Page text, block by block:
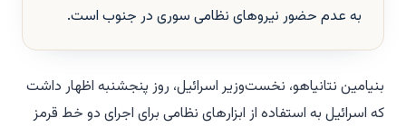
به عدم حضور نیروهای نظامی سوری در جنوب است.
بنیامین نتانیاهو، نخست‌وزیر اسرائیل، روز پنجشنبه اظهار داشت
که اسرائیل به استفاده از ابزارهای نظامی برای اجرای دو خط قرمز